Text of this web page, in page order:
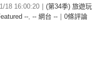
18 16:00:20
(第34季) 旅遊玩
--, -- 網台 -- 0條評論